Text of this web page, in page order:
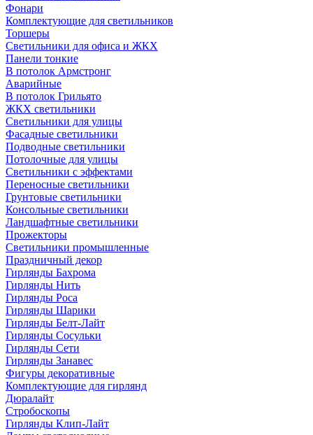
Фонари
Комплектующие для светильников
Торшеры
Светильники для офиса и ЖКХ
Панели тонкие
В потолок Армстронг
Аварийные
В потолок Грильято
ЖКХ светильники
Светильники для улицы
Фасадные светильники
Подводные светильники
Потолочные для улицы
Светильники с эффектами
Переносные светильники
Грунтовые светильники
Консольные светильники
Ландшафтные светильники
Прожекторы
Светильники промышленные
Праздничный декор
Гирлянды Бахрома
Гирлянды Нить
Гирлянды Роса
Гирлянды Шарики
Гирлянды Белт-Лайт
Гирлянды Сосульки
Гирлянды Сети
Гирлянды Занавес
Фигуры декоративные
Комплектующие для гирлянд
Дюралайт
Стробоскопы
Гирлянды Клип-Лайт